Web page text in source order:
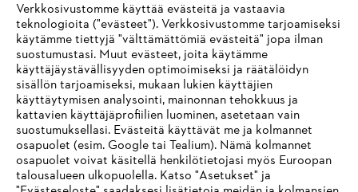
POLTTO- JA VOITELUAINEET
Verkkosivustomme käyttää evästeitä ja vastaavia
teknologioita ("evästeet"). Verkkosivustomme tarjoamiseksi
käytämme tiettyjä "välttämättömiä evästeitä" jopa ilman
suostumustasi. Muut evästeet, joita käytämme
käyttäjäystävällisyyden optimoimiseksi ja räätälöidyn
sisällön tarjoamiseksi, mukaan lukien käyttäjien
käyttäytymisen analysointi, mainonnan tehokkuus ja
kattavien käyttäjäprofiilien luominen, asetetaan vain
suostumuksellasi. Evästeitä käyttävät me ja kolmannet
osapuolet (esim. Google tai Tealium). Nämä kolmannet
osapuolet voivat käsitellä henkilötietojasi myös Euroopan
talousalueen ulkopuolella. Katso "Asetukset" ja